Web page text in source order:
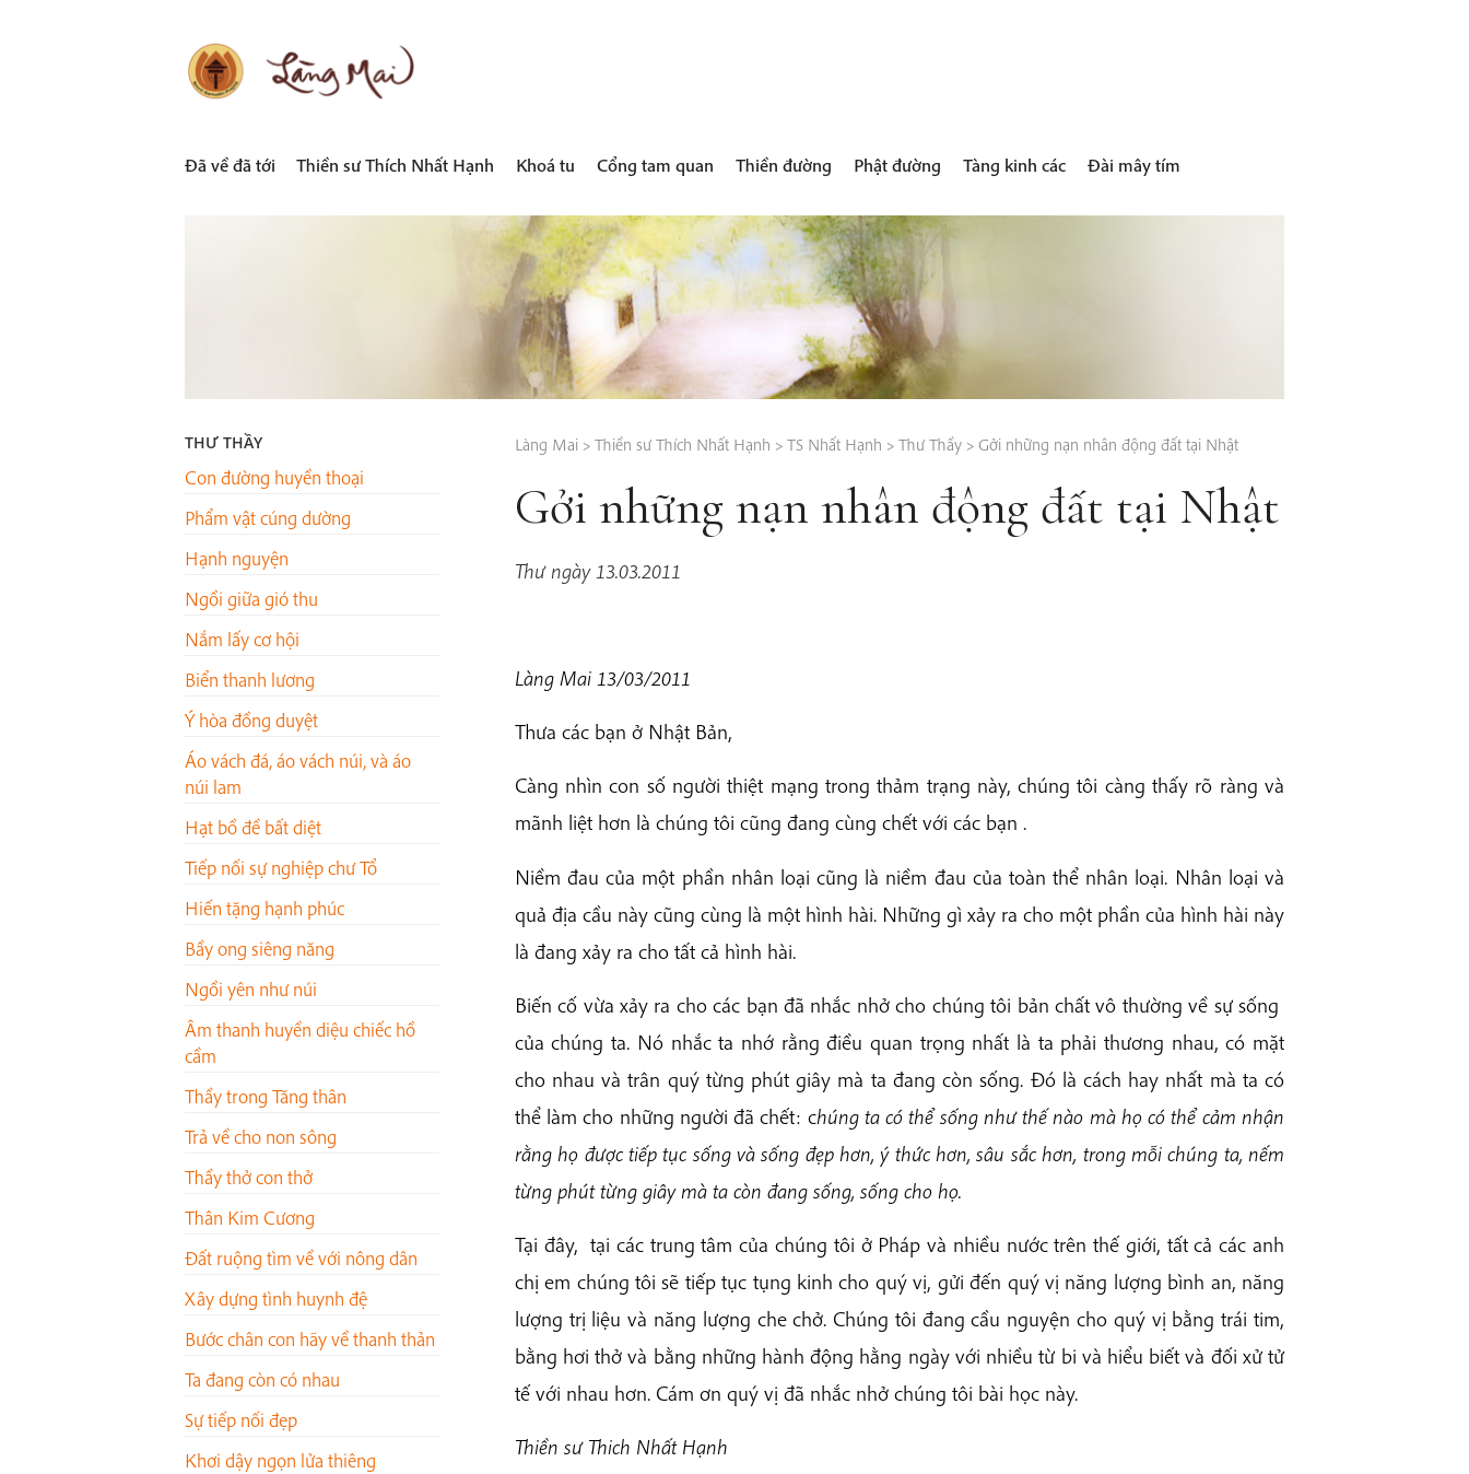
LÀNG MAI
Đã về đã tới Thiền sư Thích Nhất Hạnh Khoá tu Cổng tam quan Thiền đường Phật đường Tàng kinh các Đài mây tím
THƯ THẦY
Con đường huyền thoại
Phẩm vật cúng dường
Hạnh nguyện
Ngồi giữa gió thu
Nắm lấy cơ hội
Biển thanh lương
Ý hòa đồng duyệt
Áo vách đá, áo vách núi, và áo
núi lam
Hạt bồ đề bất diệt
Tiếp nối sự nghiệp chư Tổ
Hiến tặng hạnh phúc
Bầy ong siêng năng
Ngồi yên như núi
Âm thanh huyền diệu chiếc hồ
cầm
Thầy trong Tăng thân
Trả về cho non sông
Thầy thở con thở
Thân Kim Cương
Đất ruộng tìm về với nông dân
Xây dựng tình huynh đệ
Bước chân con hãy về thanh thản
Ta đang còn có nhau
Sự tiếp nối đẹp
Khơi dậy ngọn lửa thiêng
Làng Mai> Thiền sư Thích Nhất Hạnh > TS Nhất Hạnh > Thư Thầy> Gởi những nạn nhân động đất tại Nhật
Gởi những nạn nhân động đất tại Nhật
Thư ngày 13.03.2011
Làng Mai 13/03/2011
Thưa các bạn ở Nhật Bản,
Càng nhìn con số người thiệt mạng trong thảm trạng này, chúng tôi càng thấy rõ ràng và
mãnh liệt hơn là chúng tôi cũng đang cùng chết với các bạn .
Niềm đau của một phần nhân loại cũng là niềm đau của toàn thể nhân loại. Nhân loại và
quả địa cầu này cũng cùng là một hình hài. Những gì xảy ra cho một phần của hình hài này
là đang xảy ra cho tất cả hình hài.
Biến cố vừa xảy ra cho các bạn đã nhắc nhở cho chúng tôi bản chất vô thường về sự sống
của chúng ta. Nó nhắc ta nhớ rằng điều quan trọng nhất là ta phải thương nhau, có mặt
cho nhau và trân quý từng phút giây mà ta đang còn sống. Đó là cách hay nhất mà ta có
thể làm cho những người đã chết: chúng ta có thể sống như thế nào mà họ có thể cảm nhận
rằng họ được tiếp tục sống và sống đẹp hơn, ý thức hơn, sâu sắc hơn, trong mỗi chúng ta, nếm
từng phút từng giây mà ta còn đang sống, sống cho họ.
Tại đây, tại các trung tâm của chúng tôi ở Pháp và nhiều nước trên thế giới, tất cả các anh
chị em chúng tôi sẽ tiếp tục tụng kinh cho quý vị, gửi đến quý vị năng lượng bình an, năng
lượng trị liệu và năng lượng che chở. Chúng tôi đang cầu nguyện cho quý vị bằng trái tim,
bằng hơi thở và bằng những hành động hằng ngày với nhiều từ bi và hiểu biết và đối xử tử
tế với nhau hơn. Cám ơn quý vị đã nhắc nhở chúng tôi bài học này.
Thiền sư Thich Nhất Hạnh